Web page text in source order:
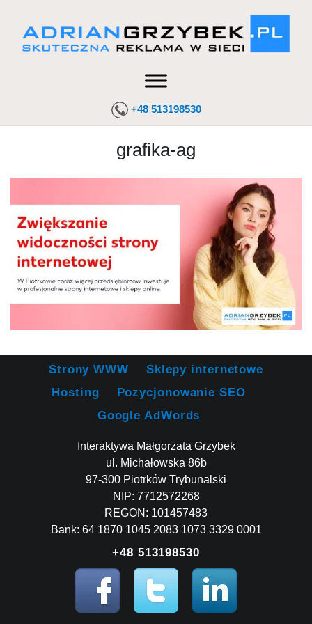
+48 513198530
grafika-ag
Strony WWW
Sklepy internetowe
Hosting
Pozycjonowanie SEO
Google AdWords
Interaktywa Małgorzata Grzybek
ul. Michałowska 86b
97-300 Piotrków Trybunalski
NIP: 7712572268
REGON: 101457483
Bank: 64 1870 1045 2083 1073 3329 0001
+48 513198530